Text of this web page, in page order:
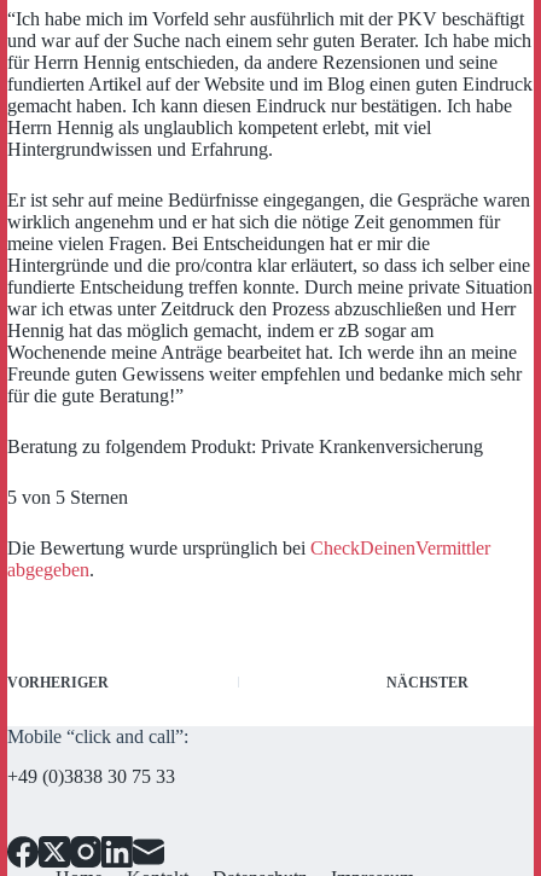
“Ich habe mich im Vorfeld sehr ausführlich mit der PKV beschäftigt
und war auf der Suche nach einem sehr guten Berater. Ich habe mich
für Herrn Hennig entschieden, da andere Rezensionen und seine
fundierten Artikel auf der Website und im Blog einen guten Eindruck
gemacht haben. Ich kann diesen Eindruck nur bestätigen. Ich habe
Herrn Hennig als unglaublich kompetent erlebt, mit viel
Hintergrundwissen und Erfahrung.
Er ist sehr auf meine Bedürfnisse eingegangen, die Gespräche waren
wirklich angenehm und er hat sich die nötige Zeit genommen für
meine vielen Fragen. Bei Entscheidungen hat er mir die
Hintergründe und die pro/contra klar erläutert, so dass ich selber eine
fundierte Entscheidung treffen konnte. Durch meine private Situation
war ich etwas unter Zeitdruck den Prozess abzuschließen und Herr
Hennig hat das möglich gemacht, indem er zB sogar am
Wochenende meine Anträge bearbeitet hat. Ich werde ihn an meine
Freunde guten Gewissens weiter empfehlen und bedanke mich sehr
für die gute Beratung!”
Beratung zu folgendem Produkt: Private Krankenversicherung
5 von 5 Sternen
Die Bewertung wurde ursprünglich bei CheckDeinenVermittler
abgegeben.
VORHERIGER NÄCHSTER
Mobile “click and call”:
+49 (0)3838 30 75 33